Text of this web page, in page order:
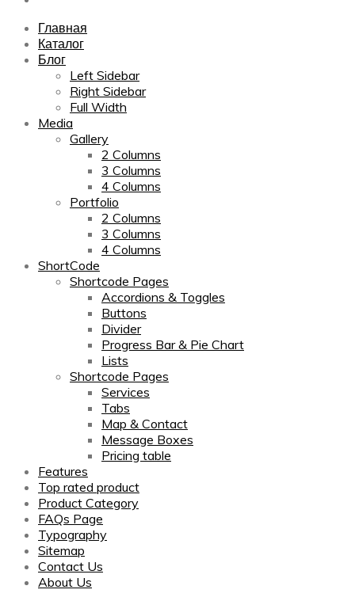
Главная
Каталог
Блог
Left Sidebar
Right Sidebar
Full Width
Media
Gallery
2 Columns
3 Columns
4 Columns
Portfolio
2 Columns
3 Columns
4 Columns
ShortCode
Shortcode Pages
Accordions & Toggles
Buttons
Divider
Progress Bar & Pie Chart
Lists
Shortcode Pages
Services
Tabs
Map & Contact
Message Boxes
Pricing table
Features
Top rated product
Product Category
FAQs Page
Typography
Sitemap
Contact Us
About Us